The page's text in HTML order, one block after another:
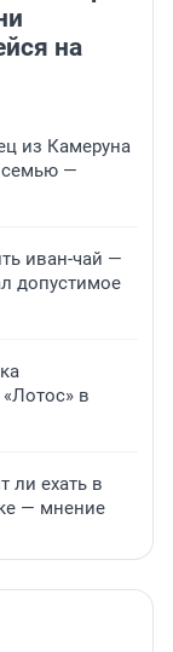
на
из Камеруна
семью —
иван-чай —
допустимое
в
ли ехать в
— мнение